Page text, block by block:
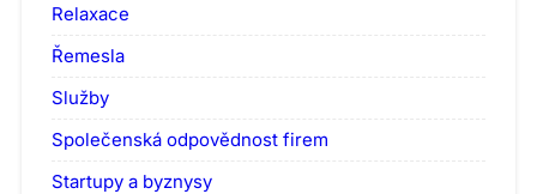
Relaxace
Řemesla
Služby
Společenská odpovědnost firem
Startupy a byznysy